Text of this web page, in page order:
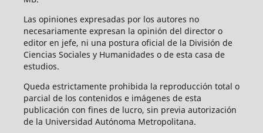
Las opiniones expresadas por los autores no
necesariamente expresan la opinión del director o
editor en jefe, ni una postura oficial de la División de
Ciencias Sociales y Humanidades o de esta casa de
estudios.
Queda estrictamente prohibida la reproducción total o
parcial de los contenidos e imágenes de esta
publicación con fines de lucro, sin previa autorización
de la Universidad Autónoma Metropolitana.